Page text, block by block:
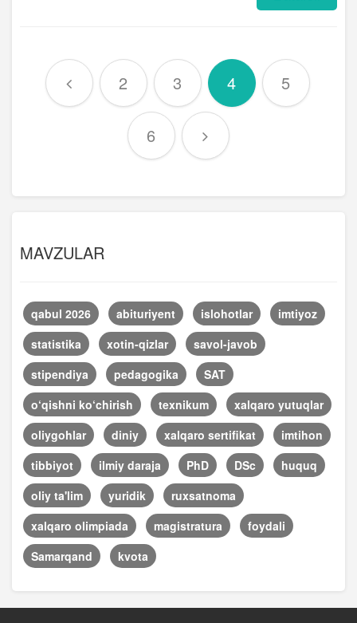
2 3 4 5
6
MAVZULAR
qabul 2026 abituriyent islohotlar
imtiyoz
statistika
xotin-qizlar
savol-javob
stipendiya
pedagogika
SAT
o‘qishni ko‘chirish
texnikum
xalqaro yutuqlar
oliygohlar
diniy xalqaro sertifikat
imtihon
tibbiyot
ilmiy daraja PhD DSc
huquq
oliy ta'lim
yuridik
ruxsatnoma
xalqaro olimpiada
magistratura
foydali
Samarqand
kvota